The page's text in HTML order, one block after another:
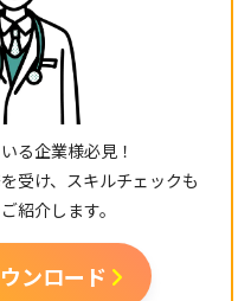
る企業様必見！
受け、スキルチェックも
紹介します。
ンロード